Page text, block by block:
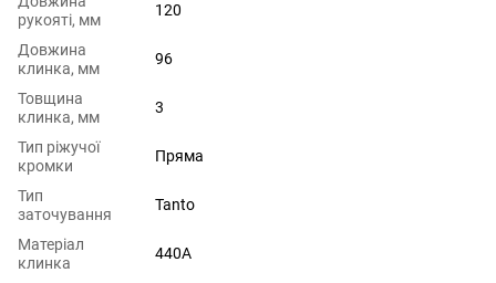
рукояті, мм
120
Довжина
клинка, мм
96
Товщина
клинка, мм
3
Тип ріжучої
кромки
Пряма
Тип
заточування
Tanto
Матеріал
клинка
440A